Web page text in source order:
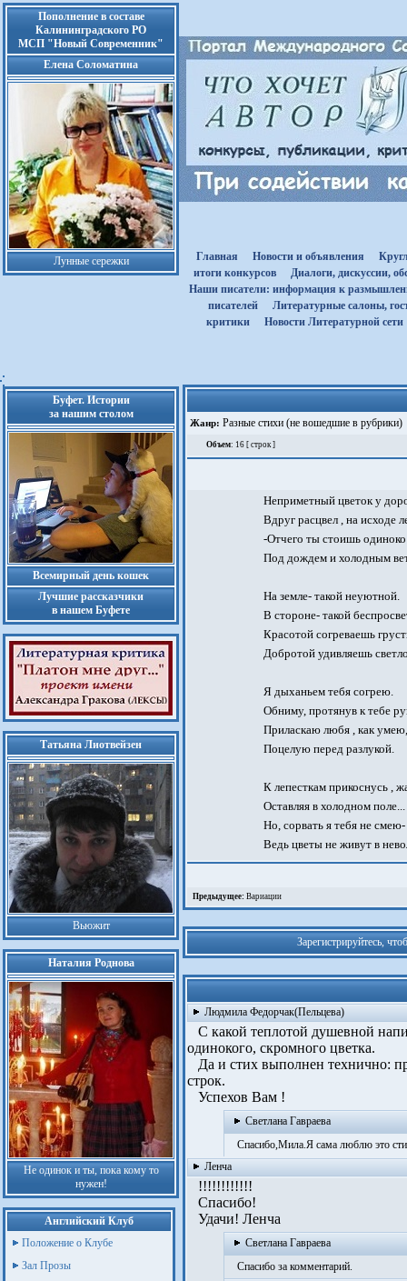
Пополнение в составе
Калининградского РО
МСП "Новый Современник"
Елена Соломатина
Лунные сережки Главная Новости и объявления
итоги конкурсов
Диалоги, дискуссии,
Наши писатели: информация к
писателей
Литературные салоны,
критики
Новости Литературной сети
Буфет. Истории
за нашим столом
Всемирный день кошек
Лучшие рассказчики
в нашем Буфете
Татьяна Лиотвейзен
Вьюжит
Наталия Роднова
Не одинок и ты, пока кому то
нужен!
Английский Клуб
Положение о Клубе
Зал Прозы
Жанр: Разные стихи (не вошедшие в рубрики)
Объем: 16 [ строк ]
Неприметный цветок у
Вдруг расцвел , на исходе
-Отчего ты стоишь одиноко
Под дождем и холодным
На земле- такой неуютной.
В стороне- такой
Красотой согреваешь
Добротой удивляешь
Я дыханьем тебя согрею.
Обниму, протянув к тебе
Приласкаю любя , как умею,
Поцелую перед разлукой.
К лепесткам прикоснусь ,
Оставляя в холодном поле...
Но, сорвать я тебя не смею-
Ведь цветы не живут в
Предыдущее: Вариации
Зарегистрируйтесь,
Людмила Федорчак(Пельцева)
С какой теплотой душевной
одинокого, скромного цветка.
Да и стих выполнен технично:
строк.
Успехов Вам !
Светлана Гавраева
Спасибо,Мила.Я сама люблю это
Ленча
!!!!!!!!!!!!
Спасибо!
Удачи! Ленча
Светлана Гавраева
Спасибо за комментарий.